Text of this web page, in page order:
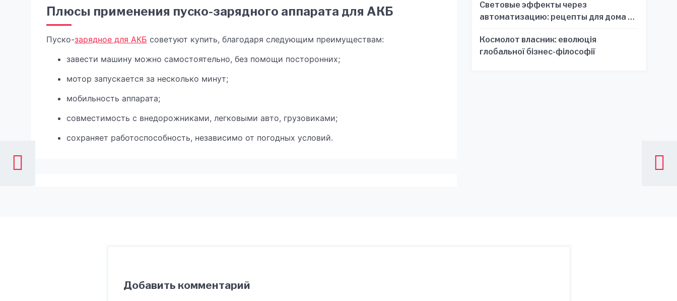
Плюсы применения пуско-зарядного аппарата для АКБ
Пуско-зарядное для АКБ советуют купить, благодаря следующим преимуществам:
завести машину можно самостоятельно, без помощи посторонних;
мотор запускается за несколько минут;
мобильность аппарата;
совместимость с внедорожниками, легковыми авто, грузовиками;
сохраняет работоспособность, независимо от погодных условий.
Световые эффекты через
автоматизацию: рецепты для дома и
Космолот власник: еволюція
глобальної бізнес-філософії
Добавить комментарий